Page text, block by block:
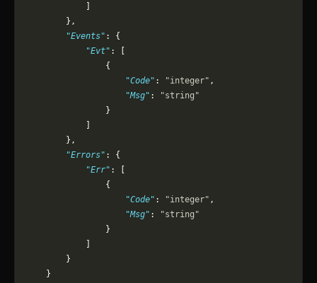
        },
        "Events"
: {
            "Evt"
: [
                {
                    "Code"
: "integer" ,
                    "Msg"
:
"string"
                }
        },
        "Errors"
: {
            "Err"
: [
                {
                    "Code"
: "integer" ,
                    "Msg"
:
"string"
                }
        }
    }